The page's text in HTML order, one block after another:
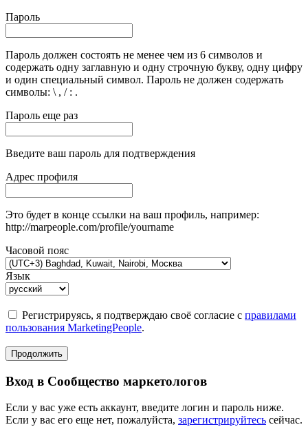
Пароль
Пароль должен состоять не менее чем из 6 символов и
содержать одну заглавную и одну строчную букву, одну цифру
и один специальный символ. Пароль не должен содержать
символы: \ , / : .
Пароль еще раз
Введите ваш пароль для подтверждения
Адрес профиля
Это будет в конце ссылки на ваш профиль, например:
http://marpeople.com/profile/yourname
Часовой пояс
Язык
Регистрируясь, я подтверждаю своё согласие с правилами
пользования MarketingPeople.
Продолжить
Вход в Сообщество маркетологов
Если у вас уже есть аккаунт, введите логин и пароль ниже.
Если у вас его еще нет, пожалуйста, зарегистрируйтесь сейчас.